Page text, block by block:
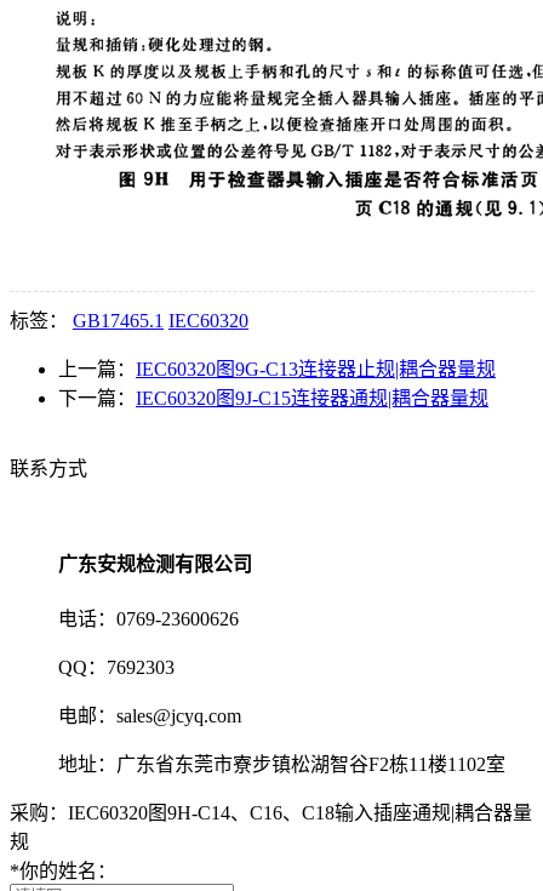
标签： GB17465.1 IEC60320
上一篇： IEC60320图9G-C13连接器止规|耦合器量规
下一篇： IEC60320图9J-C15连接器通规|耦合器量规
联系方式
广东安规检测有限公司
电话：0769-23600626
QQ：7692303
电邮：sales@jcyq.com
地址：广东省东莞市寮步镇松湖智谷F2栋11楼1102室
采购：IEC60320图9H-C14、C16、C18输入插座通规|耦合器量
规
*你的姓名：